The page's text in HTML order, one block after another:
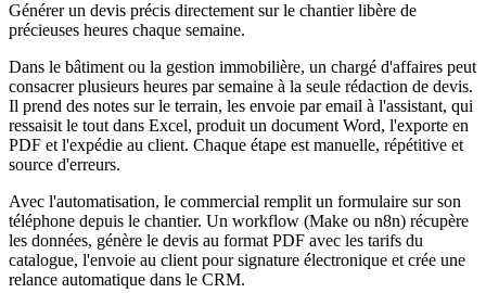
Générer un devis précis directement sur le chantier libère de
précieuses heures chaque semaine.
Dans le bâtiment ou la gestion immobilière, un chargé d'affaires peut
consacrer plusieurs heures par semaine à la seule rédaction de devis.
Il prend des notes sur le terrain, les envoie par email à l'assistant, qui
ressaisit le tout dans Excel, produit un document Word, l'exporte en
PDF et l'expédie au client. Chaque étape est manuelle, répétitive et
source d'erreurs.
Avec l'automatisation, le commercial remplit un formulaire sur son
téléphone depuis le chantier. Un workflow (Make ou n8n) récupère
les données, génère le devis au format PDF avec les tarifs du
catalogue, l'envoie au client pour signature électronique et crée une
relance automatique dans le CRM.